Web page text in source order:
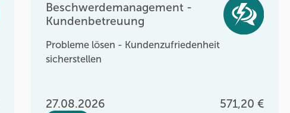
Beschwerdemanagement -
Kundenbetreuung
Probleme lösen - Kundenzufriedenheit
sicherstellen
27.08.2026 571,20 €